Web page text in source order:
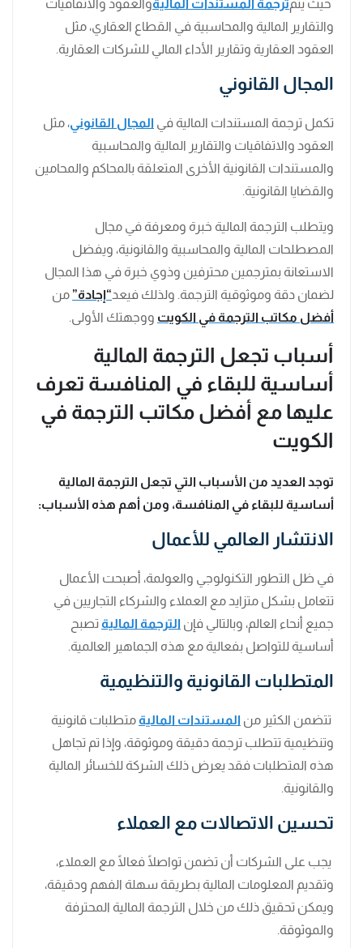
حيث يتمترجمة المستندات الماليةوالعقود والاتفاقيات
والتقارير المالية والمحاسبية في القطاع العقاري، مثل
العقود العقارية وتقارير الأداء المالي للشركات العقارية.
المجال القانوني
تكمل ترجمة المستندات المالية في المجال القانوني، مثل
العقود والاتفاقيات والتقارير المالية والمحاسبية
والمستندات القانونية الأخرى المتعلقة بالمحاكم والمحامين
والقضايا القانونية.
ويتطلب الترجمة المالية خبرة ومعرفة في مجال
المصطلحات المالية والمحاسبية والقانونية، ويفضل
الاستعانة بمترجمين محترفين وذوي خبرة في هذا المجال
لضمان دقة وموثوقية الترجمة. ولذلك فيعد“إجادة” من
أفضل مكاتب الترجمة في الكويت ووجهتك الأولى.
أسباب تجعل الترجمة المالية
أساسية للبقاء في المنافسة تعرف
عليها مع أفضل مكاتب الترجمة في
الكويت
توجد العديد من الأسباب التي تجعل الترجمة المالية
أساسية للبقاء في المنافسة، ومن أهم هذه الأسباب:
الانتشار العالمي للأعمال
في ظل التطور التكنولوجي والعولمة، أصبحت الأعمال
تتعامل بشكل متزايد مع العملاء والشركاء التجاريين في
جميع أنحاء العالم، وبالتالي فإن الترجمة المالية تصبح
أساسية للتواصل بفعالية مع هذه الجماهير العالمية.
المتطلبات القانونية والتنظيمية
تتضمن الكثير من المستندات المالية متطلبات قانونية
وتنظيمية تتطلب ترجمة دقيقة وموثوقة، وإذا تم تجاهل
هذه المتطلبات فقد يعرض ذلك الشركة للخسائر المالية
والقانونية.
تحسين الاتصالات مع العملاء
يجب على الشركات أن تضمن تواصلًا فعالًا مع العملاء،
وتقديم المعلومات المالية بطريقة سهلة الفهم ودقيقة،
ويمكن تحقيق ذلك من خلال الترجمة المالية المحترفة
والموثوقة.